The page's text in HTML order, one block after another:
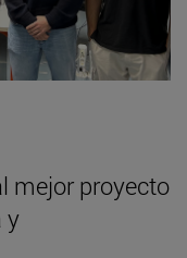
mejor proyecto
y